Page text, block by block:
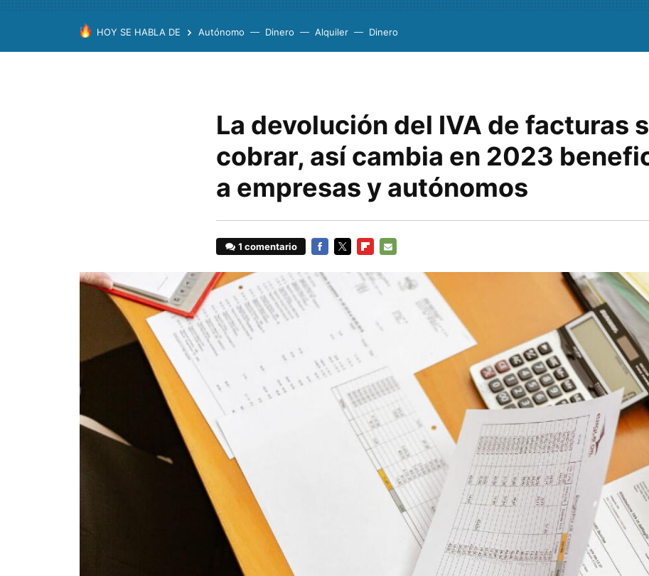
HOY SE HABLA DE Autónomo Dinero Alquiler Dinero
La devolución del IVA de facturas
cobrar, así cambia en 2023
a empresas y autónomos
1 comentario
MAIL